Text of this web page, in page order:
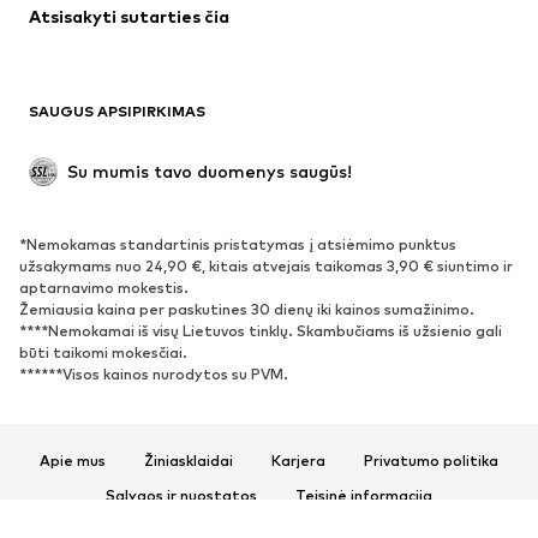
Paltai
Proginiai
Išskirtiniai
BATAI
Naujienos
Sportbačiai
Aulinukai
Batai su kulniukais
Auliniai batai
Įsispiriami bateliai
Šlepetės
Atsisakyti sutarties čia
SAUGUS APSIPIRKIMAS
Su mumis tavo duomenys saugūs!
*Nemokamas standartinis pristatymas į atsiėmimo punktus
užsakymams nuo 24,90 €, kitais atvejais taikomas 3,90 € siuntimo ir
aptarnavimo mokestis.
Žemiausia kaina per paskutines 30 dienų iki kainos sumažinimo.
****Nemokamai iš visų Lietuvos tinklų. Skambučiams iš užsienio gali
būti taikomi mokesčiai.
******Visos kainos nurodytos su PVM.
Apie mus Žiniasklaidai Karjera
Privatumo politika
Sąlygos ir nuostatos
Teisinė informacija